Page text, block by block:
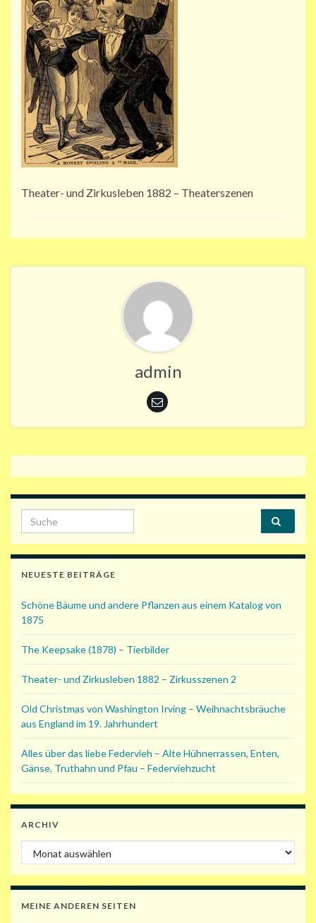
Theater- und Zirkusleben 1882 – Theaterszenen
admin
Search for:
NEUESTE BEITRÄGE
Schöne Bäume und andere Pflanzen aus einem Katalog von
1875
The Keepsake (1878) – Tierbilder
Theater- und Zirkusleben 1882 – Zirkusszenen 2
Old Christmas von Washington Irving – Weihnachtsbräuche
aus England im 19. Jahrhundert
Alles über das liebe Federvieh – Alte Hühnerrassen, Enten,
Gänse, Truthahn und Pfau – Federviehzucht
ARCHIV
Archiv
MEINE ANDEREN SEITEN